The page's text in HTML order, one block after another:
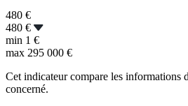
480 €
480 €
min 1 €
max 295 000 €
Cet indicateur compare les informations
concerné.